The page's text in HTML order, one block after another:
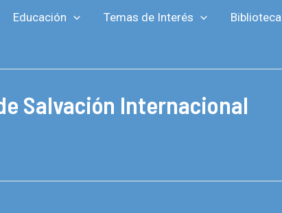
Educación Temas de Interés Biblioteca
Salvación Internacional